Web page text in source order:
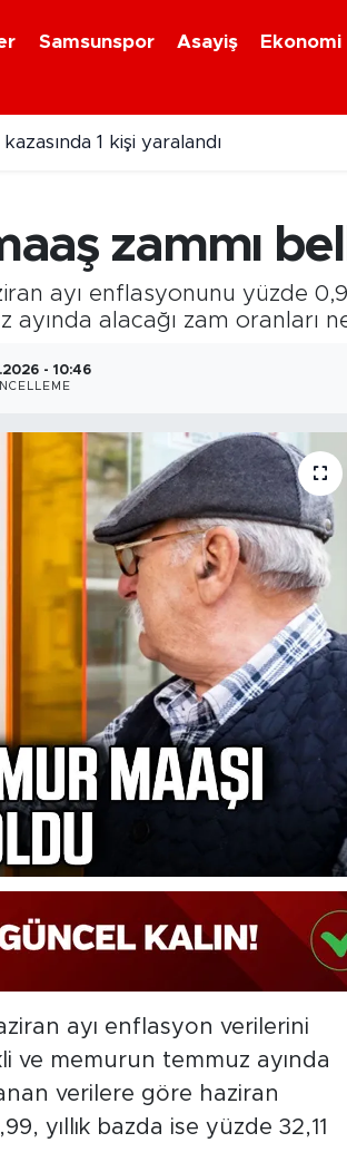
Samsunspor Asayiş
Ekonomi
1 kişi yaralandı
zammı
ayı enflasyonunu yüzde
alacağı zam oranları
- 10:46
ayı enflasyon verilerini
ve memurun temmuz ayında
verilere göre haziran
yıllık bazda ise yüzde 32,11